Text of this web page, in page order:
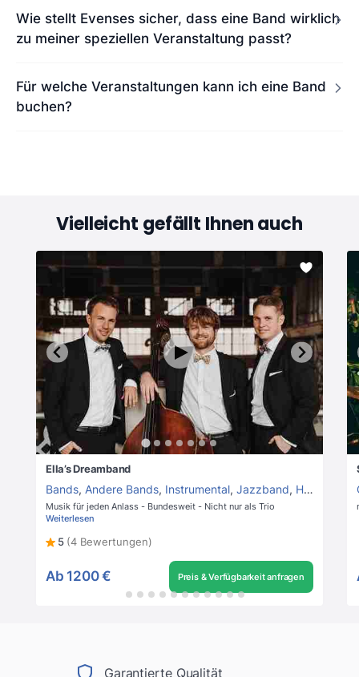
Wie stellt Evenses sicher, dass eine Band wirklich
zu meiner speziellen Veranstaltung passt?
Für welche Veranstaltungen kann ich eine Band
buchen?
Vielleicht gefällt Ihnen auch
Ella’s Dreamband
Bands, Andere Bands, Instrumental, Jazzband, Hochzeitsband
Musik für jeden Anlass - Bundesweit - Nicht nur als Trio
Weiterlesen
5 (4 Bewertungen)
Ab 1200 € Preis & Verfügbarkeit anfragen
Garantierte Qualität